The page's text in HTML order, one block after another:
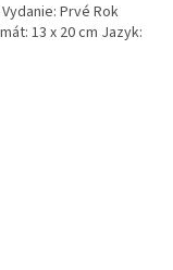
Prvé Rok
13 x 20 cm Jazyk: